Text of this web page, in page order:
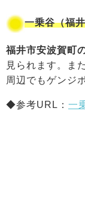
一乗谷（福
福井市安波賀町
見られます。ま
周辺でもゲンジ
◆参考URL： 一